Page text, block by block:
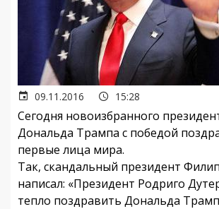
09.11.2016 15:28
Сегодня новоизбранного
Дональда Трампа с победой
первые лица мира.
Так, скандальный президент
написал: «Президент Родриго
тепло поздравить Дональда